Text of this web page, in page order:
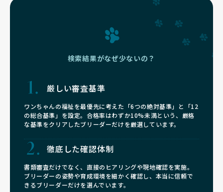
検索結果がなぜ少ないの？
厳しい審査基準
ワンちゃんの福祉を最優先に考えた「6つの絶対基準」と「12
の総合基準」を設定。合格率はわずか10%未満という、厳格
な基準をクリアしたブリーダーだけを厳選しています。
徹底した確認体制
書類審査だけでなく、直接のヒアリングや現地確認を実施。
ブリーダーの姿勢や育成環境を細かく確認し、本当に信頼で
きるブリーダーだけを選んでいます。